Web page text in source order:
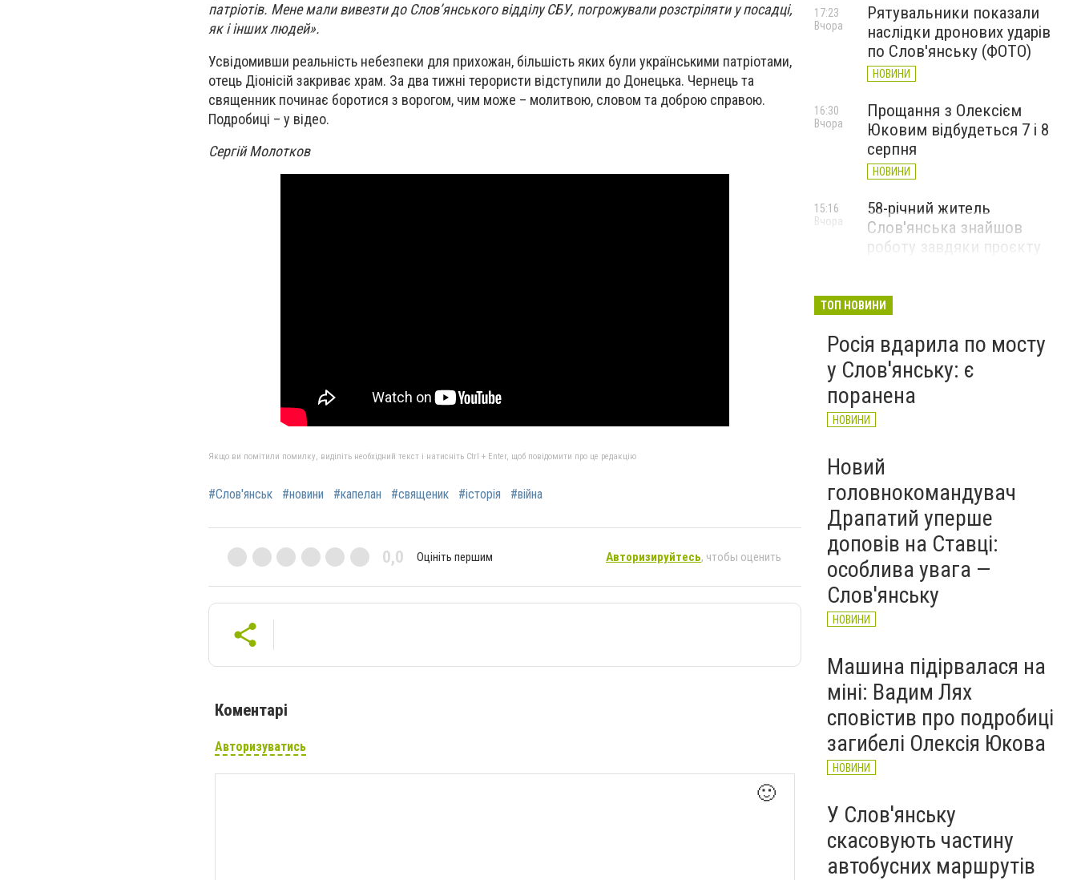
патріотів. Мене мали вивезти до Слов’янського відділу СБУ, погрожували розстріляти у посадці,
як і інших людей».
Усвідомивши реальність небезпеки для прихожан, більшість яких були українськими патріотами,
отець Діонісій закриває храм. За два тижні терористи відступили до Донецька. Чернець та
священник починає боротися з ворогом, чим може – молитвою, словом та доброю справою.
Подробиці – у відео.
Сергій Молотков
Якщо ви помітили помилку, виділіть необхідний текст і натисніть Ctrl + Enter, щоб повідомити про це редакцію
#Слов'янськ #новини #капелан #священик #історія #війна
0,0 Оцініть першим Авторизируйтесь, чтобы оценить
Коментарі
Авторизуватись
🙂
Рятувальники показали
наслідки дронових ударів
по Слов'янську (ФОТО)
НОВИНИ
17:23
Вчора
Прощання з Олексієм
Юковим відбудеться 7 і 8
серпня
НОВИНИ
16:30
Вчора
58-річний житель
Слов'янська знайшов
роботу завдяки проєкту
15:16
Вчора
ТОП НОВИНИ
Росія вдарила по мосту
у Слов'янську: є
поранена
НОВИНИ
Новий
головнокомандувач
Драпатий уперше
доповів на Ставці:
особлива увага —
Слов'янську
НОВИНИ
Машина підірвалася на
міні: Вадим Лях
сповістив про подробиці
загибелі Олексія Юкова
НОВИНИ
У Слов'янську
скасовують частину
автобусних маршрутів